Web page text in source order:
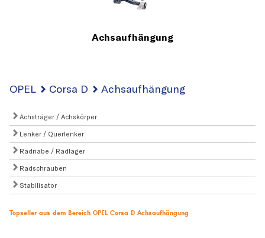
Achsaufhängung
OPEL Corsa D Achsaufhängung
Achsträger / Achskörper
Lenker / Querlenker
Radnabe / Radlager
Radschrauben
Stabilisator
Topseller aus dem Bereich OPEL Corsa D Achsaufhängung